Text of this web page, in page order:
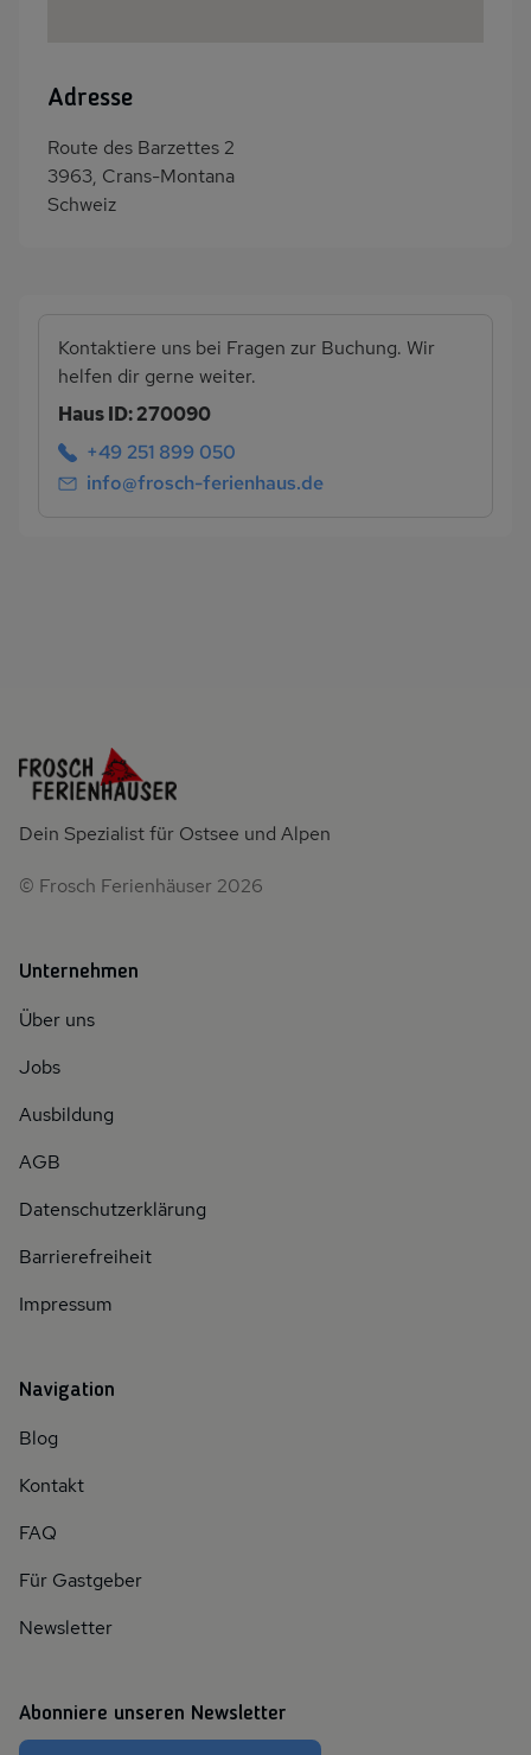
Adresse
Route des Barzettes 2
3963, Crans-Montana
Schweiz
Kontaktiere uns bei Fragen zur Buchung. Wir
helfen dir gerne weiter.
Haus ID: 270090
+49 251 899 050
info@frosch-ferienhaus.de
Dein Spezialist für Ostsee und Alpen
© Frosch Ferienhäuser 2026
Unternehmen
Über uns
Jobs
Ausbildung
AGB
Datenschutzerklärung
Barrierefreiheit
Impressum
Navigation
Blog
Kontakt
FAQ
Für Gastgeber
Newsletter
Abonniere unseren Newsletter